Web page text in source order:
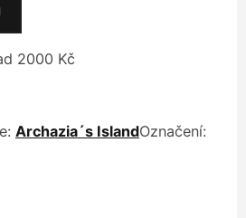
2000 Kč
Archazia´s IslandOznačení: